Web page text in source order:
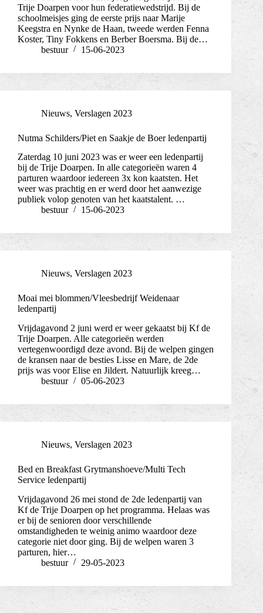
Trije Doarpen voor hun federatiewedstrijd. Bij de
schoolmeisjes ging de eerste prijs naar Marije
Keegstra en Nynke de Haan, tweede werden Fenna
Koster, Tiny Fokkens en Berber Boersma. Bij de…
bestuur
15-06-2023
Nieuws, Verslagen 2023
Nutma Schilders/Piet en Saakje de Boer ledenpartij
Zaterdag 10 juni 2023 was er weer een ledenpartij
bij de Trije Doarpen. In alle categorieën waren 4
parturen waardoor iedereen 3x kon kaatsten. Het
weer was prachtig en er werd door het aanwezige
publiek volop genoten van het kaatstalent. …
bestuur
15-06-2023
Nieuws, Verslagen 2023
Moai mei blommen/Vleesbedrijf Weidenaar
ledenpartij
Vrijdagavond 2 juni werd er weer gekaatst bij Kf de
Trije Doarpen. Alle categorieën werden
vertegenwoordigd deze avond. Bij de welpen gingen
de kransen naar de besties Lisse en Mare, de 2de
prijs was voor Elise en Jildert. Natuurlijk kreeg…
bestuur
05-06-2023
Nieuws, Verslagen 2023
Bed en Breakfast Grytmanshoeve/Multi Tech
Service ledenpartij
Vrijdagavond 26 mei stond de 2de ledenpartij van
Kf de Trije Doarpen op het programma. Helaas was
er bij de senioren door verschillende
omstandigheden te weinig animo waardoor deze
categorie niet door ging. Bij de welpen waren 3
parturen, hier…
bestuur
29-05-2023